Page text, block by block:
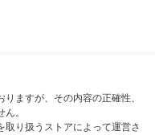
ますが、その内容の正確性、
。
り扱うストアによって運営さ